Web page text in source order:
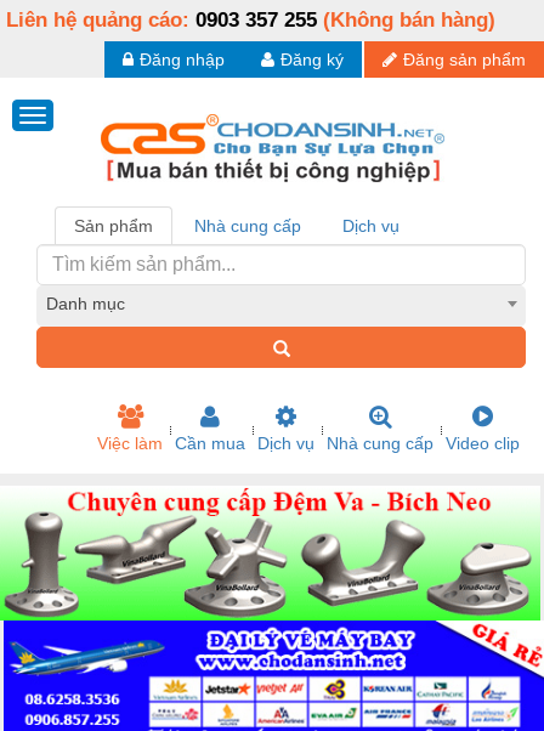
Liên hệ quảng cáo: 0903 357 255 (Không bán hàng)
Đăng sản phẩm
Đăng ký
Đăng nhập
Sản phẩm Nhà cung cấp Dịch vụ
Danh mục
Việc làm Cần mua Dịch vụ Nhà cung cấp Video clip